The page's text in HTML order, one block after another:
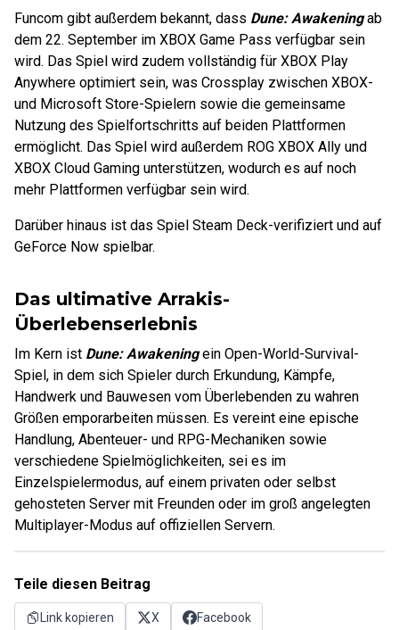
Funcom gibt außerdem bekannt, dass Dune: Awakeningab
dem 22. September im XBOX Game Pass verfügbar sein
wird. Das Spiel wird zudem vollständig für XBOX Play
Anywhere optimiert sein, was Crossplay zwischen XBOX-
und Microsoft Store-Spielern sowie die gemeinsame
Nutzung des Spielfortschritts auf beiden Plattformen
ermöglicht. Das Spiel wird außerdem ROG XBOX Ally und
XBOX Cloud Gaming unterstützen, wodurch es auf noch
mehr Plattformen verfügbar sein wird.
Darüber hinaus ist das Spiel Steam Deck-verifiziert und auf
GeForce Now spielbar.
Das ultimative Arrakis-
Überlebenserlebnis
Im Kern ist Dune: Awakeningein Open-World-Survival-
Spiel, in dem sich Spieler durch Erkundung, Kämpfe,
Handwerk und Bauwesen vom Überlebenden zu wahren
Größen emporarbeiten müssen. Es vereint eine epische
Handlung, Abenteuer- und RPG-Mechaniken sowie
verschiedene Spielmöglichkeiten, sei es im
Einzelspielermodus, auf einem privaten oder selbst
gehosteten Server mit Freunden oder im groß angelegten
Multiplayer-Modus auf offiziellen Servern.
Teile diesen Beitrag
Link kopieren X Facebook